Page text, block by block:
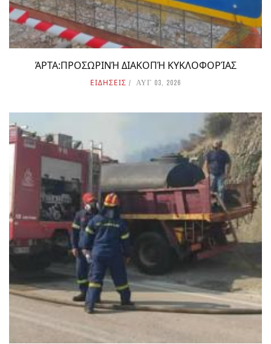
ΆΡΤΑ:ΠΡΟΣΩΡΙΝΉ ΔΙΑΚΟΠΉ ΚΥΚΛΟΦΟΡΊΑΣ
ΕΙΔΗΣΕΙΣ ΑΥΓ 03, 2026